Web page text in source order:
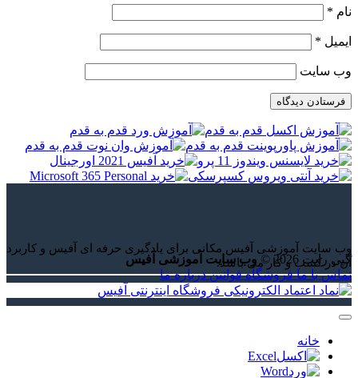
نام *
ایمیل *
وب‌ سایت
وب سایت آموزشی آفیس مکانی برای یادگیری حرفه ای آفیس و کاربرد
آن در کسب و کار می باشد.
کپی رایت 2026 ©
وب سایت آموزشی آفیس
تماس با ما فروشگاه قوانین درباره ما
خانه
Excel
Word